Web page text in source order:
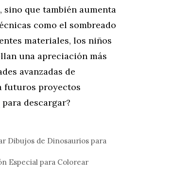
que también aumenta
como el sombreado
materiales, los niños
una apreciación más
avanzadas de
futuros proyectos
para descargar?
Dibujos de Dinosaurios para
Especial para Colorear